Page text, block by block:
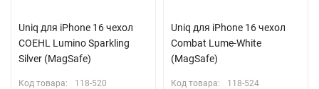
Uniq для iPhone 16 чехол
COEHL Lumino Sparkling
Silver (MagSafe)
Код товара: 118-520
Uniq для iPhone 16 чехол
Combat Lume-White
(MagSafe)
Код товара: 118-524